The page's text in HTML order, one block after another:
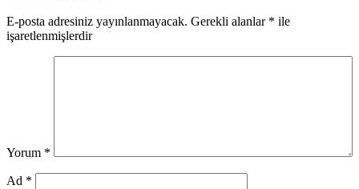
E-posta adresiniz yayınlanmayacak. Gerekli alanlar * ile
işaretlenmişlerdir
Yorum *
Ad *